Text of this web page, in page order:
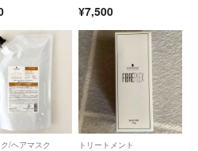
¥7,500
/ヘアマスク トリートメント